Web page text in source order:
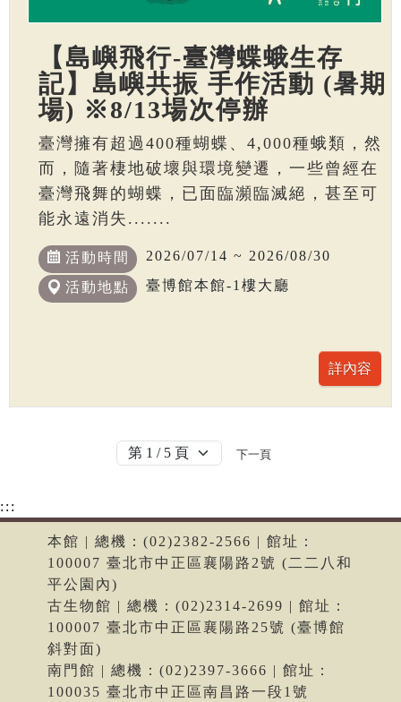
【島嶼飛行-臺灣蝶蛾生存
記】島嶼共振 手作活動 (暑期
場) ※8/13場次停辦
臺灣擁有超過400種蝴蝶、4,000種蛾類，然
而，隨著棲地破壞與環境變遷，一些曾經在
臺灣飛舞的蝴蝶，已面臨瀕臨滅絕，甚至可
能永遠消失.......
活動時間 2026/07/14 ~ 2026/08/30
活動地點 臺博館本館-1樓大廳
下一頁
:::
本館 | 總機：(02)2382-2566 | 館址：
100007 臺北市中正區襄陽路2號 (二二八和
平公園內)
古生物館 | 總機：(02)2314-2699 | 館址：
100007 臺北市中正區襄陽路25號 (臺博館
斜對面)
南門館 | 總機：(02)2397-3666 | 館址：
100035 臺北市中正區南昌路一段1號